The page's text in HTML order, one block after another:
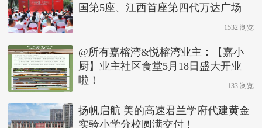
国第5座、江西首座第四代万达广场
1532 浏览
@所有嘉榕湾&悦榕湾业主：【嘉小
厨】业主社区食堂5月18日盛大开业
啦！
133 浏览
扬帆启航 美的高速君兰学府代建黄金
实验小学分校圆满交付！